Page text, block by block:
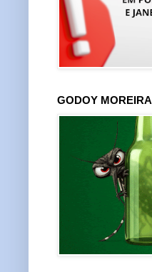
GODOY MOREIRA